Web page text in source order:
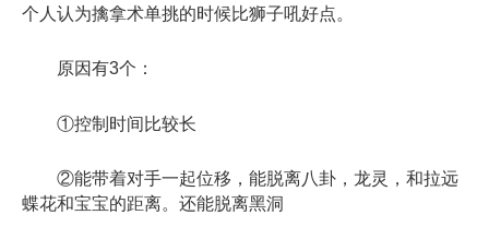
个人认为擒拿术单挑的时候比狮子吼好点。
原因有3个：
①控制时间比较长
②能带着对手一起位移，能脱离八卦，龙灵，和拉远
蝶花和宝宝的距离。还能脱离黑洞